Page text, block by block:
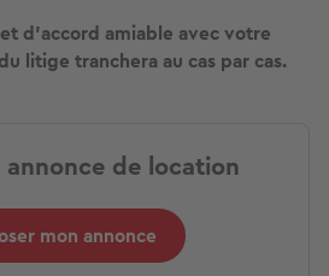
d'accord amiable avec votre
litige tranchera au cas par cas.
annonce de location
mon annonce